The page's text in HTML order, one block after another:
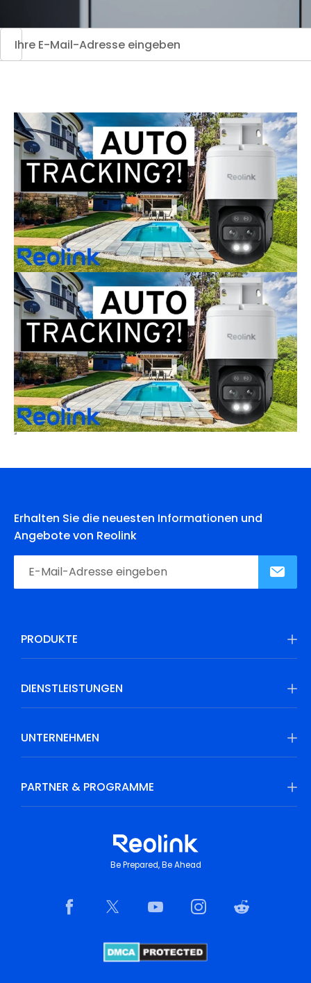
Erhalten Sie die neuesten Informationen und
Angebote von Reolink
PRODUKTE
DIENSTLEISTUNGEN
UNTERNEHMEN
PARTNER & PROGRAMME
Be Prepared, Be Ahead